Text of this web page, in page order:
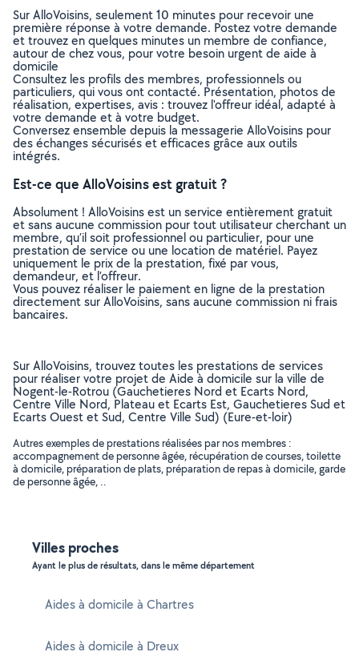
Sur AlloVoisins, seulement 10 minutes pour recevoir une
première réponse à votre demande. Postez votre demande
et trouvez en quelques minutes un membre de confiance,
autour de chez vous, pour votre besoin urgent de aide à
domicile
Consultez les profils des membres, professionnels ou
particuliers, qui vous ont contacté. Présentation, photos de
réalisation, expertises, avis : trouvez l'offreur idéal, adapté à
votre demande et à votre budget.
Conversez ensemble depuis la messagerie AlloVoisins pour
des échanges sécurisés et efficaces grâce aux outils
intégrés.
Est-ce que AlloVoisins est gratuit ?
Absolument ! AlloVoisins est un service entièrement gratuit
et sans aucune commission pour tout utilisateur cherchant un
membre, qu’il soit professionnel ou particulier, pour une
prestation de service ou une location de matériel. Payez
uniquement le prix de la prestation, fixé par vous,
demandeur, et l’offreur.
Vous pouvez réaliser le paiement en ligne de la prestation
directement sur AlloVoisins, sans aucune commission ni frais
bancaires.
Sur AlloVoisins, trouvez toutes les prestations de services
pour réaliser votre projet de Aide à domicile sur la ville de
Nogent-le-Rotrou (Gauchetieres Nord et Ecarts Nord,
Centre Ville Nord, Plateau et Ecarts Est, Gauchetieres Sud et
Ecarts Ouest et Sud, Centre Ville Sud) (Eure-et-loir)
Autres exemples de prestations réalisées par nos membres :
accompagnement de personne âgée, récupération de courses, toilette
à domicile, préparation de plats, préparation de repas à domicile, garde
de personne âgée, ..
Villes proches
Ayant le plus de résultats, dans le même département
Aides à domicile à Chartres
Aides à domicile à Dreux